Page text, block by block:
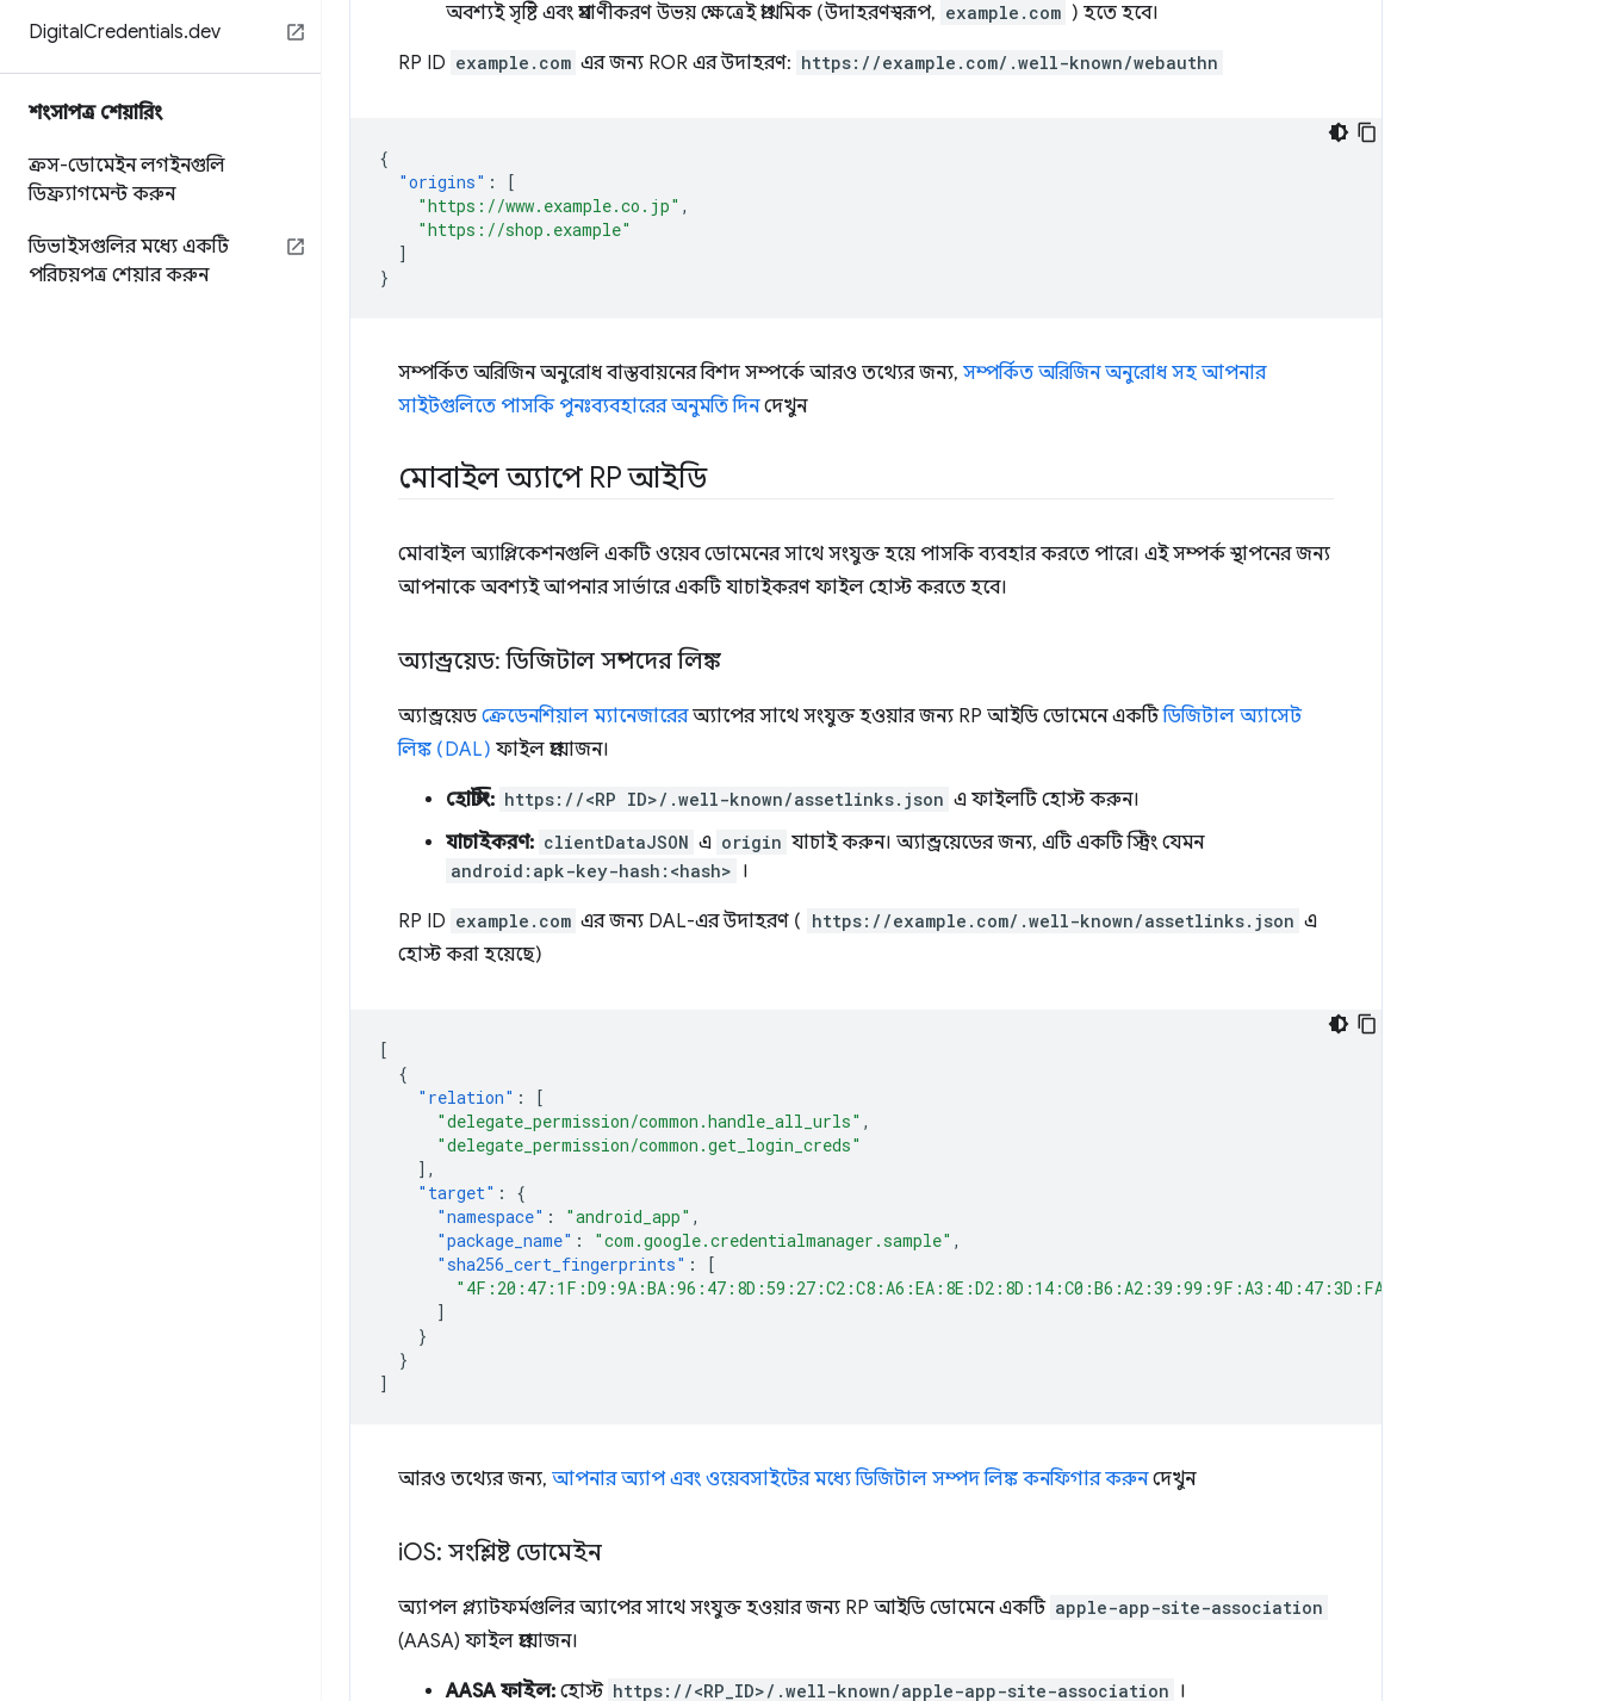
DigitalCredentials.dev
শংসাপত্র শেয়ারিং
ক্রস-ডোমেইন লগইনগুলি
ডিফ্র্যাগমেন্ট করুন
ডিভাইসগুলির মধ্যে একটি
পরিচয়পত্র শেয়ার করুন
অবশ্যই সৃষ্টি এবং প্রমাণীকরণ উভয় ক্ষেত্রেই প্রাথমিক (উদাহরণস্বরূপ, example.com ) হতে হবে।
RP ID example.com এর জন্য ROR এর উদাহরণ: https://example.com/.well-known/webauthn
{
"origins" :
[
"https://www.example.co.jp" ,
"https://shop.example"
]
}
সম্পর্কিত অরিজিন অনুরোধ বাস্তবায়নের বিশদ সম্পর্কে আরও তথ্যের জন্য, সম্পর্কিত অরিজিন অনুরোধ সহ আপনার
সাইটগুলিতে পাসকি পুনঃব্যবহারের অনুমতি দিনদেখুন
মোবাইল অ্যাপে RP আইডি
মোবাইল অ্যাপ্লিকেশনগুলি একটি ওয়েব ডোমেনের সাথে সংযুক্ত হয়ে পাসকি ব্যবহার করতে পারে। এই সম্পর্ক স্থাপনের জন্য
আপনাকে অবশ্যই আপনার সার্ভারে একটি যাচাইকরণ ফাইল হোস্ট করতে হবে।
অ্যান্ড্রয়েড: ডিজিটাল সম্পদের লিঙ্ক
অ্যান্ড্রয়েডক্রেডেনশিয়াল ম্যানেজারেরঅ্যাপের সাথে সংযুক্ত হওয়ার জন্য RP আইডি ডোমেনে একটিডিজিটাল অ্যাসেট
লিঙ্ক (DAL) ফাইল প্রয়োজন।
হোস্টিং: https://<RP ID>/.well-known/assetlinks.json এ ফাইলটি হোস্ট করুন।
যাচাইকরণ: clientDataJSON এ origin যাচাই করুন। অ্যান্ড্রয়েডের জন্য, এটি একটি স্ট্রিং যেমন
android:apk-key-hash:<hash> ।
RP ID example.com এর জন্য DAL-এর উদাহরণ ( https://example.com/.well-known/assetlinks.json এ
হোস্ট করা হয়েছে)
[
{
"relation" :
[
"delegate_permission/common.handle_all_urls" ,
"delegate_permission/common.get_login_creds"
],
"target" :
{
"namespace" : "android_app" ,
"package_name" : "com.google.credentialmanager.sample" ,
"sha256_cert_fingerprints" :
[
"4F:20:47:1F:D9:9A:BA:96:47:8D:59:27:C2:C8:A6:EA:8E:D2:8D:14:C0:B6:A2:39:99:9F:A3:4D:47:3D:FA:11"
]
}
}
]
আরও তথ্যের জন্য, আপনার অ্যাপ এবং ওয়েবসাইটের মধ্যে ডিজিটাল সম্পদ লিঙ্ক কনফিগার করুনদেখুন
iOS: সংশ্লিষ্ট ডোমেইন
অ্যাপল প্ল্যাটফর্মগুলির অ্যাপের সাথে সংযুক্ত হওয়ার জন্য RP আইডি ডোমেনে একটি apple-app-site-association
(AASA) ফাইল প্রয়োজন।
AASA ফাইল: হোস্ট https://<RP_ID>/.well-known/apple-app-site-association ।